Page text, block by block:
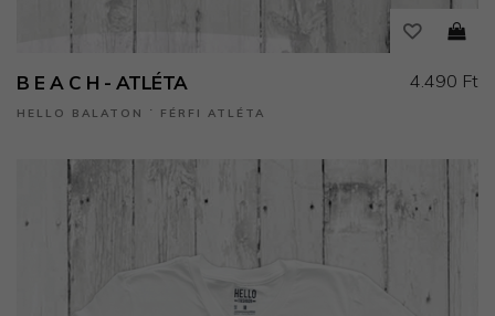
B E A C H - ATLÉTA
HELLO BALATON ˙ FÉRFI ATLÉTA
4.490 Ft